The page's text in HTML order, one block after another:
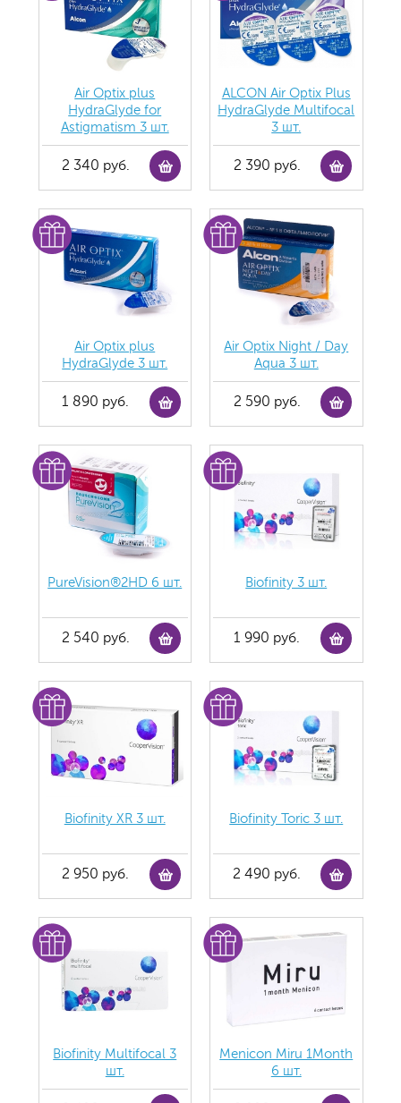
Air Optix plus
HydraGlyde for
Astigmatism 3 шт.
2 340 руб.
ALCON Air Optix Plus
HydraGlyde Multifocal
3 шт.
2 390 руб.
Air Optix plus
HydraGlyde 3 шт.
1 890 руб.
Air Optix Night / Day
Aqua 3 шт.
2 590 руб.
PureVision®2HD 6 шт.
2 540 руб.
Biofinity 3 шт.
1 990 руб.
Biofinity ХR 3 шт.
2 950 руб.
Biofinity Toric 3 шт.
2 490 руб.
Biofinity Multifocal 3
шт.
Menicon Miru 1Month
6 шт.